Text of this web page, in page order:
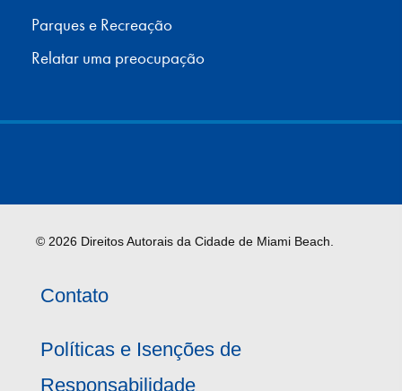
Parques e Recreação
Relatar uma preocupação
© 2026 Direitos Autorais da Cidade de Miami Beach.
Contato
Políticas e Isenções de
Responsabilidade